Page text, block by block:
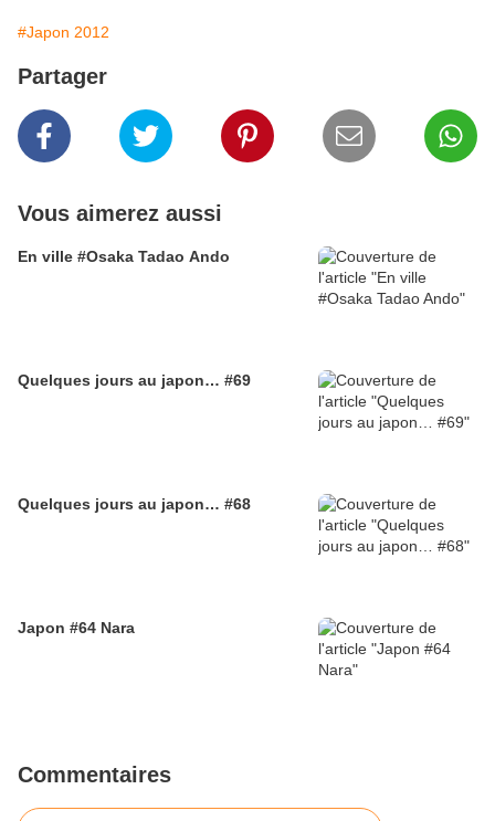
#Japon 2012
Partager
Vous aimerez aussi
En ville #Osaka Tadao Ando
Quelques jours au japon… #69
Quelques jours au japon… #68
Japon #64 Nara
Commentaires